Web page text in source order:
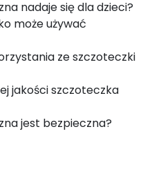
nadaje się dla dzieci?
może używać
ze szczoteczki
jakości szczoteczka
jest bezpieczna?